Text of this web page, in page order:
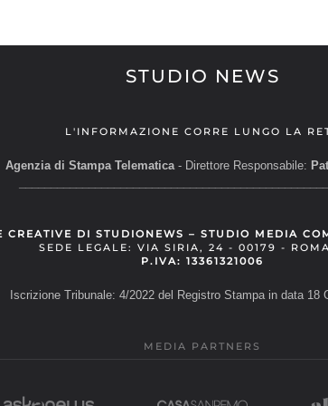
STUDIO NEWS
L'INFORMAZIONE CORRE LUNGO LA
Agenzia di Stampa Telematica- Direttore Responsabile:
CREATIVE DI STUDIONEWS – STUDIO MEDIA
SEDE LEGALE: VIA SIRIA, 24 - 00179 -
P.IVA: 13361321006
Iscrizione Tribunale: 4/2022 del Registro Stampa in data 18
MEDIA PARTNERS